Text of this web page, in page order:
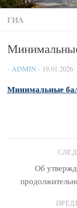
ГИА
- ADMIN · 19.01.2026
Минимальные
Об